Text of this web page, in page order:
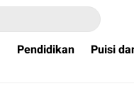
Pendidikan Puisi